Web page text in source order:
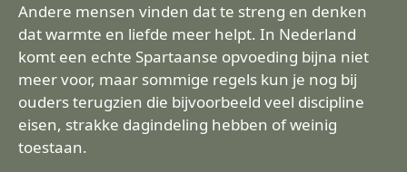
Andere mensen vinden dat te streng en denken
dat warmte en liefde meer helpt. In Nederland
komt een echte Spartaanse opvoeding bijna niet
meer voor, maar sommige regels kun je nog bij
ouders terugzien die bijvoorbeeld veel discipline
eisen, strakke dagindeling hebben of weinig
toestaan.